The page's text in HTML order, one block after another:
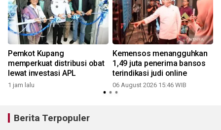
Pemkot Kupang
memperkuat distribusi obat
lewat investasi APL
1 jam lalu
Kemensos menangguhkan
1,49 juta penerima bansos
terindikasi judi online
06 August 2026 15:46 WIB
Berita Terpopuler